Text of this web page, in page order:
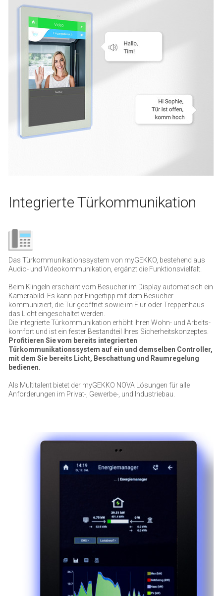
Integrierte Türkommunikation
Das Türkommunikationssystem von myGEKKO, bestehend aus
Audio- und Videokommunikation, ergänzt die Funktionsvielfalt.
Beim Klingeln erscheint vom Besucher im Display automatisch ein
Kamerabild. Es kann per Fingertipp mit dem Besucher
kommuniziert, die Tür geöffnet sowie im Flur oder Treppenhaus
das Licht eingeschaltet werden.
Die integrierte Türkom­mu­ni­ka­tion erhöht Ihren Wohn- und Arbeits­
kom­fort und ist ein fester Bestand­teil Ihres Sicher­heits­kon­zeptes.
Profitieren Sie vom bereits integrierten
Türkommunikationssystem auf ein und demselben Controller,
mit dem Sie bereits Licht, Beschattung und Raumregelung
bedienen.
Als Multitalent bietet der myGEKKO NOVA Lösungen für alle
Anforderungen im Privat-, Gewerbe-, und Industriebau.